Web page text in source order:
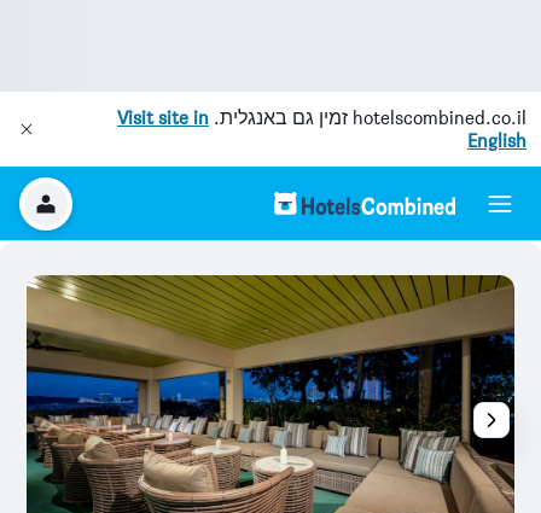
hotelscombined.co.il זמין גם באנגלית. Visit site in
English